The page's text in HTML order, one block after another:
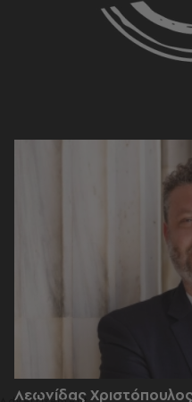
Λεωνίδας